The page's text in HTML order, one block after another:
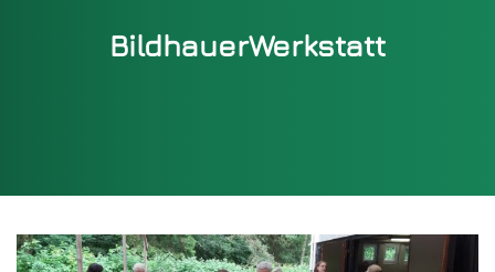
BildhauerWerkstatt